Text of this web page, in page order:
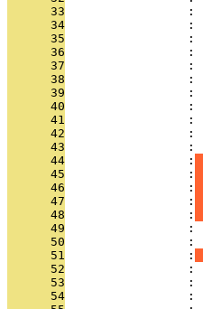
      33
:
      34
:
      35
:
      36
:
      37
:
      38
:
      39
:
      40
:
      41
:
      42
:
      43
:
      44
                 :
      45
                 :
      46
                 :
      47
                 :
      48
                 :
      49
:
      50
:
      51
                 :
      52
:
      53
:
      54
: